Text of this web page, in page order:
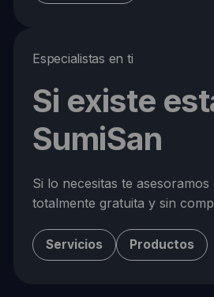
Especialistas en ti
Si existe
SumiSan
Si lo necesitas te asesoramos
totalmente gratuita y sin
Servicios Productos